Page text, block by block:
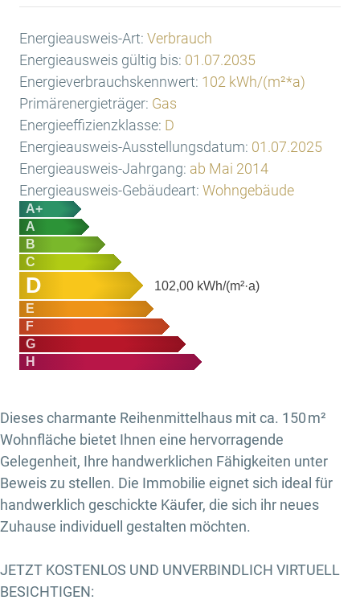
Energieausweis-Art: Verbrauch
Energieausweis gültig bis: 01.07.2035
Energieverbrauchskennwert: 102 kWh/(m²*a)
Primärenergieträger: Gas
Energieeffizienzklasse: D
Energieausweis-Ausstellungsdatum: 01.07.2025
Energieausweis-Jahrgang: ab Mai 2014
Energieausweis-Gebäudeart: Wohngebäude
A+
A
B
C
D 102,00 kWh/(m²·a)
E
F
G
H
Dieses charmante Reihenmittelhaus mit ca. 150 m²
Wohnfläche bietet Ihnen eine hervorragende
Gelegenheit, Ihre handwerklichen Fähigkeiten unter
Beweis zu stellen. Die Immobilie eignet sich ideal für
handwerklich geschickte Käufer, die sich ihr neues
Zuhause individuell gestalten möchten.
JETZT KOSTENLOS UND UNVERBINDLICH VIRTUELL
BESICHTIGEN: